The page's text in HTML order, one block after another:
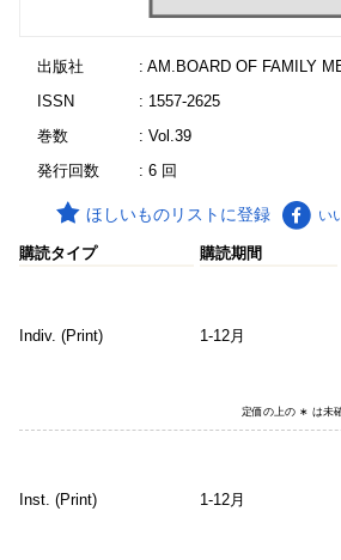
出版社
: AM.BOARD OF FAMILY
ISSN
: 1557-2625
巻数
: Vol.39
発行回数
: 6 回
ほしいものリストに登録 い
購読タイプ 購読期間
Indiv. (Print) 1-12月
定価の上の ∗ は未
Inst. (Print) 1-12月